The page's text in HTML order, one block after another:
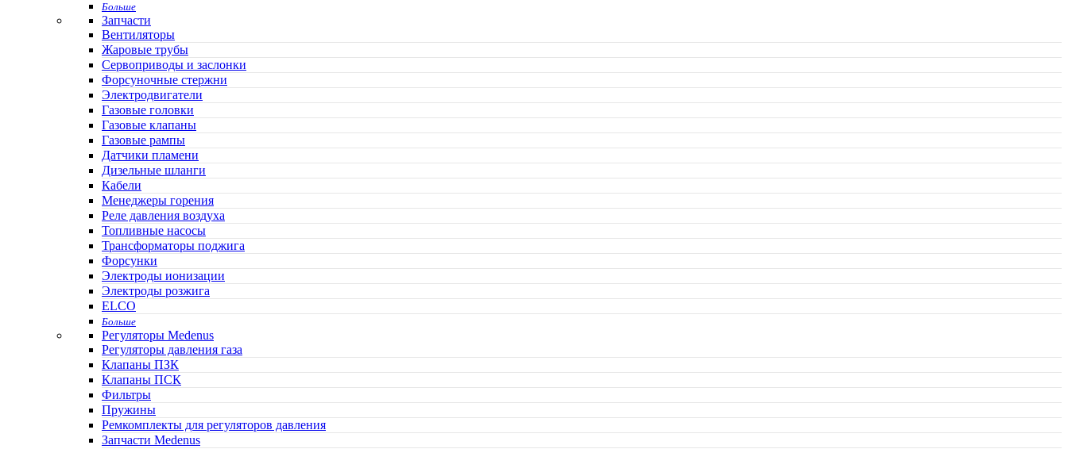
Больше
Запчасти
Вентиляторы
Жаровые трубы
Сервоприводы и заслонки
Форсуночные стержни
Электродвигатели
Газовые головки
Газовые клапаны
Газовые рампы
Датчики пламени
Дизельные шланги
Кабели
Менеджеры горения
Реле давления воздуха
Топливные насосы
Трансформаторы поджига
Форсунки
Электроды ионизации
Электроды розжига
ELCO
Больше
Регуляторы Medenus
Регуляторы давления газа
Клапаны ПЗК
Клапаны ПСК
Фильтры
Пружины
Ремкомплекты для регуляторов давления
Запчасти Medenus